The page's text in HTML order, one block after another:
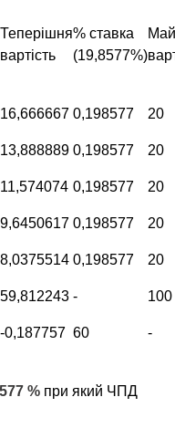
Теперішня
вартість
% ставка
(19,8577%)
16,666667 0,198577 20
13,888889 0,198577 20
11,574074 0,198577 20
9,6450617 0,198577 20
8,0375514 0,198577 20
59,812243 - 100
-0,187757 60 -
% при який ЧПД